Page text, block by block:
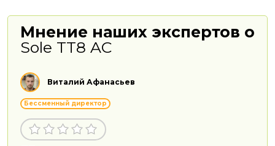
Мнение наших экспертов о
Sole TT8 AC
Виталий Афанасьев
Бессменный директор